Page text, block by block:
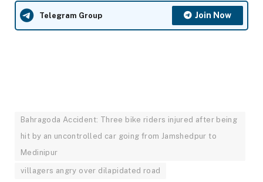
Telegram Group Join Now
Bahragoda Accident: Three bike riders injured after being
hit by an uncontrolled car going from Jamshedpur to
Medinipur
villagers angry over dilapidated road